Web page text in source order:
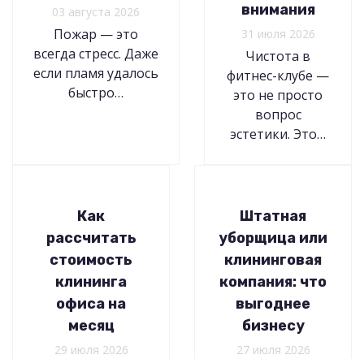
03 августа 2026
Пожар — это
всегда стресс. Даже
если пламя удалось
быстро…
внимания
31 июля 2026
Чистота в
фитнес-клубе —
это не просто
вопрос
эстетики. Это…
Как
рассчитать
стоимость
клининга
офиса на
месяц
29 июля 2026
Штатная
уборщица или
клининговая
компания: что
выгоднее
бизнесу
27 июля 2026